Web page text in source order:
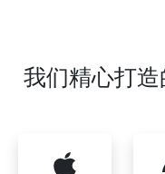
我们精心打